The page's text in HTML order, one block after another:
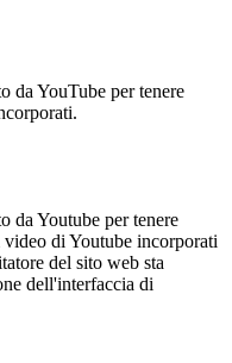
da YouTube per tenere
da Youtube per tenere
di Youtube incorporati
del sito web sta
dell'interfaccia di